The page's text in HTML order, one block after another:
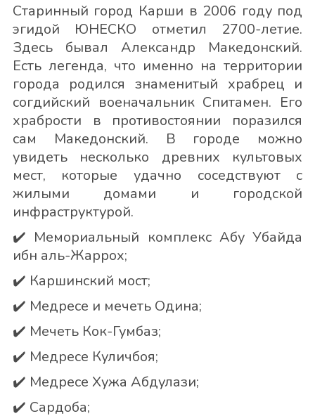
Старинный город Карши в 2006 году под
эгидой ЮНЕСКО отметил 2700-летие.
Здесь бывал Александр Македонский.
Есть легенда, что именно на территории
города родился знаменитый храбрец и
согдийский военачальник Спитамен. Его
храбрости в противостоянии поразился
сам Македонский. В городе можно
увидеть несколько древних культовых
мест, которые удачно соседствуют с
жилыми домами и городской
инфраструктурой.
✔️ Мемориальный комплекс Абу Убайда
ибн аль-Жаррох;
✔️ Каршинский мост;
✔️ Медресе и мечеть Одина;
✔️ Мечеть Кок-Гумбаз;
✔️ Медресе Куличбоя;
✔️ Медресе Хужа Абдулази;
✔️ Сардоба;